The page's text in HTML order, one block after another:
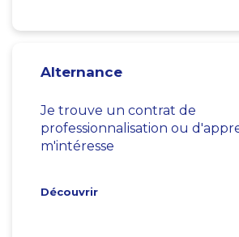
Alternance
Je trouve un contrat de
professionnalisation ou
m'intéresse
Découvrir